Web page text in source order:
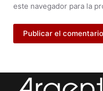
este navegador para la
Publicar el comentario